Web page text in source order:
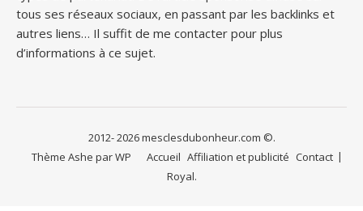
tous ses réseaux sociaux, en passant par les backlinks et
autres liens… Il suffit de me contacter pour plus
d’informations à ce sujet.
2012- 2026 mesclesdubonheur.com ©.
Accueil Affiliation et publicité Contact
Thème Ashe parWP
Royal.